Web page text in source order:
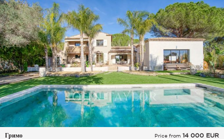
Гримо
Price from 14 000 EUR